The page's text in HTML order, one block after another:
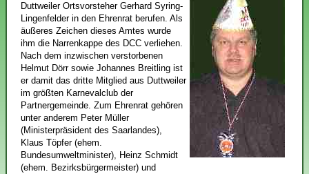
Duttweiler Ortsvorsteher Gerhard Syring-
Lingenfelder in den Ehrenrat berufen. Als
äußeres Zeichen dieses Amtes wurde
ihm die Narrenkappe des DCC verliehen.
Nach dem inzwischen verstorbenen
Helmut Dörr sowie Johannes Breitling ist
er damit das dritte Mitglied aus Duttweiler
im größten Karnevalclub der
Partnergemeinde. Zum Ehrenrat gehören
unter anderem Peter Müller
(Ministerpräsident des Saarlandes),
Klaus Töpfer (ehem.
Bundesumweltminister), Heinz Schmidt
(ehem. Bezirksbürgermeister) und